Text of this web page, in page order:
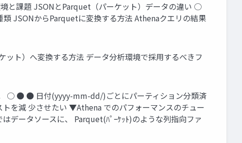
と課題 JSONとParquet（パーケット）データの違い ○
JSONからParquetに変換する方法 Athenaクエリの結果
ト）へ変換する方法 データ分析環境で採用するべきフ
○ ● ● 日付(yyyy-mm-dd/)ごとにパーティション分類済
を減 少させたい ▼Athena でのパフォーマンスのチュー
データソースに、 Parquet(ﾊﾟｰｹｯﾄ)のような列指向ファ